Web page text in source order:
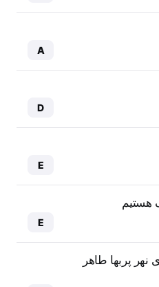
A
D
E
هستیم
E
پربها طاهر